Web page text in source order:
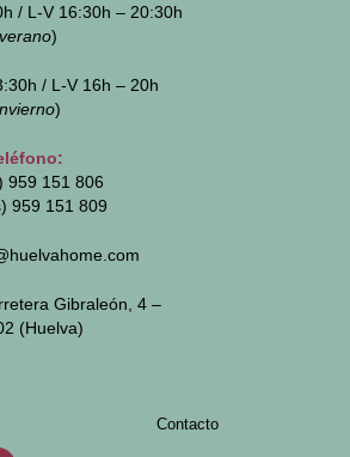
/ L-V 16:30h – 20:30h
)
/ L-V 16h – 20h
)
959 151 806
959 151 809
Gibraleón, 4 –
(Huelva)
Contacto